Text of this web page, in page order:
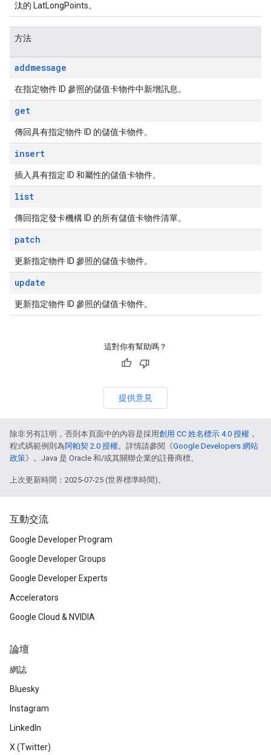
汰的 LatLongPoints。
方法
addmessage
在指定物件 ID 參照的儲值卡物件中新增訊息。
get
傳回具有指定物件 ID 的儲值卡物件。
insert
插入具有指定 ID 和屬性的儲值卡物件。
list
傳回指定發卡機構 ID 的所有儲值卡物件清單。
patch
更新指定物件 ID 參照的儲值卡物件。
update
更新指定物件 ID 參照的儲值卡物件。
這對你有幫助嗎？
提供意見
除非另有註明，否則本頁面中的內容是採用創用 CC 姓名標示 4.0 授權 ，
程式碼範例則為阿帕契 2.0 授權。詳情請參閱《Google Developers 網站
政策》。Java 是 Oracle 和/或其關聯企業的註冊商標。
上次更新時間：2025-07-25 (世界標準時間)。
互動交流
Google Developer Program
Google Developer Groups
Google Developer Experts
Accelerators
Google Cloud & NVIDIA
論壇
網誌
Bluesky
Instagram
LinkedIn
X (Twitter)